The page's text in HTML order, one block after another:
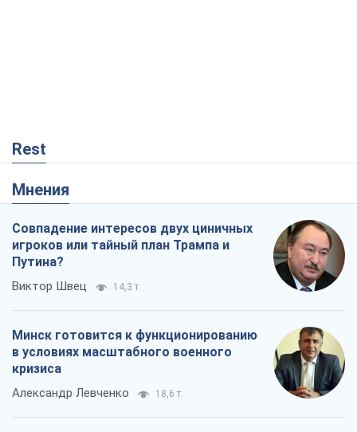
Rest
Мнения
Совпадение интересов двух циничных
игроков или тайный план Трампа и
Путина?
Виктор Швец 14,3 т.
Минск готовится к функционированию
в условиях масштабного военного
кризиса
Александр Левченко 18,6 т.